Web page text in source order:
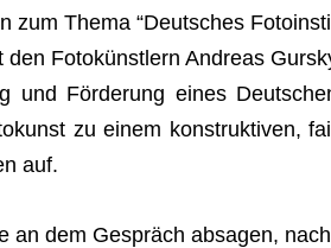
zum Thema “Deut­sches
Foto­künst­lern Andreas
und För­de­rung eines
zu einem kon­struk­ti­ven,
auf.
an dem Gespräch absa­gen,